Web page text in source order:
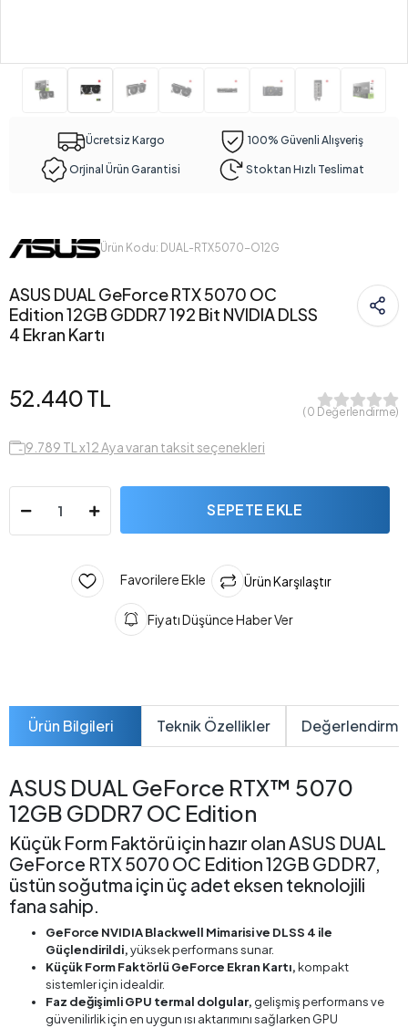
Ücretsiz Kargo 100% Güvenli Alışveriş
Orjinal Ürün Garantisi Stoktan Hızlı Teslimat
Ürün Kodu: DUAL-RTX5070-O12G
ASUS DUAL GeForce RTX 5070 OC
Edition 12GB GDDR7 192 Bit NVIDIA DLSS
4 Ekran Kartı
52.440 TL
( 0 Değerlendirme)
9.789 TL x12 Aya varan taksit seçenekleri
SEPETE EKLE
Favorilere Ekle Ürün Karşılaştır
Fiyatı Düşünce Haber Ver
Ürün Bilgileri Teknik Özellikler
ASUS DUAL GeForce RTX™ 5070
12GB GDDR7 OC Edition
Küçük Form Faktörü için hazır olan ASUS DUAL
GeForce RTX 5070 OC Edition 12GB GDDR7,
üstün soğutma için üç adet eksen teknolojili
fana sahip.
GeForce NVIDIA Blackwell Mimarisi ve DLSS 4 ile
Güçlendirildi,yüksek performans sunar.
Küçük Form Faktörlü GeForce Ekran Kartı,kompakt
sistemler için idealdir.
Faz değişimli GPU termal dolgular, gelişmiş performans ve
güvenilirlik için en uygun ısı aktarımını sağlarken GPU